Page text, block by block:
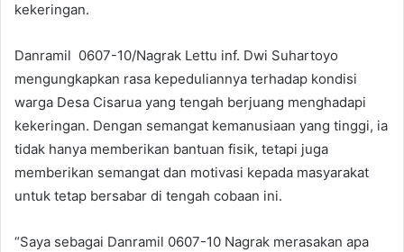
kekeringan.
Danramil 0607-10/Nagrak Lettu inf. Dwi Suhartoyo
mengungkapkan rasa kepeduliannya terhadap kondisi
warga Desa Cisarua yang tengah berjuang menghadapi
kekeringan. Dengan semangat kemanusiaan yang tinggi, ia
tidak hanya memberikan bantuan fisik, tetapi juga
memberikan semangat dan motivasi kepada masyarakat
untuk tetap bersabar di tengah cobaan ini.
“Saya sebagai Danramil 0607-10 Nagrak merasakan apa